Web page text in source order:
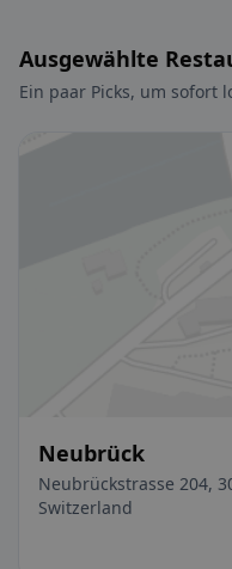
Ausgewählte
Ein paar Picks, um sofort
Neubrück
Neubrückstrasse 204,
Switzerland